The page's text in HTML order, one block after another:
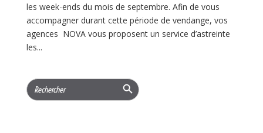
les week-ends du mois de septembre. Afin de vous
accompagner durant cette période de vendange, vos
agences NOVA vous proposent un service d’astreinte
les...
Search
for:
Search Button